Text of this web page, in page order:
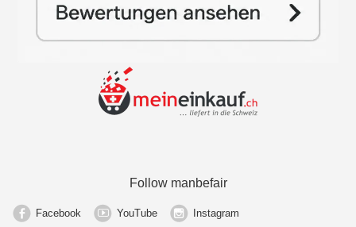
Follow manbefair
Facebook YouTube Instagram